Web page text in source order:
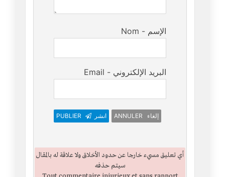
Nom - الإسم
Email - البريد الإلكتروني
PUBLIER انشر ANNULER إلغاء
أي تعليق مسيء خارجا عن حدود الأخلاق ولا علاقة له بالمقال
سيتم حذفه